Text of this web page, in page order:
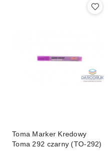
Toma Marker Kredowy
Toma 292 czarny (TO-292)